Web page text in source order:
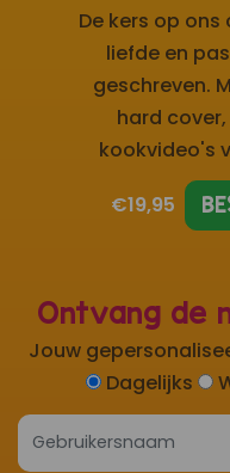
Ontvang de
Jouw
Dagelijks
De kers op
liefde en
geschreven.
hard
kookvideo's
€19,95